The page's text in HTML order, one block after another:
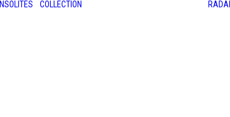
INSOLITES COLLECTION